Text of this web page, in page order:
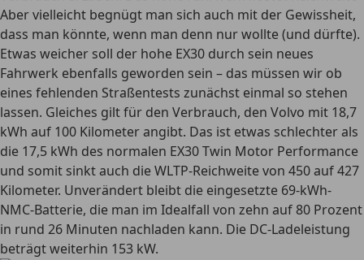
Aber vielleicht begnügt man sich auch mit der Gewissheit,
dass man könnte, wenn man denn nur wollte (und dürfte).
Etwas weicher soll der hohe EX30 durch sein neues
Fahrwerk ebenfalls geworden sein – das müssen wir ob
eines fehlenden Straßentests zunächst einmal so stehen
lassen. Gleiches gilt für den Verbrauch, den Volvo mit 18,7
kWh auf 100 Kilometer angibt. Das ist etwas schlechter als
die 17,5 kWh des normalen EX30 Twin Motor Performance
und somit sinkt auch die WLTP-Reichweite von 450 auf 427
Kilometer. Unverändert bleibt die eingesetzte 69-kWh-
NMC-Batterie, die man im Idealfall von zehn auf 80 Prozent
in rund 26 Minuten nachladen kann. Die DC-Ladeleistung
beträgt weiterhin 153 kW.